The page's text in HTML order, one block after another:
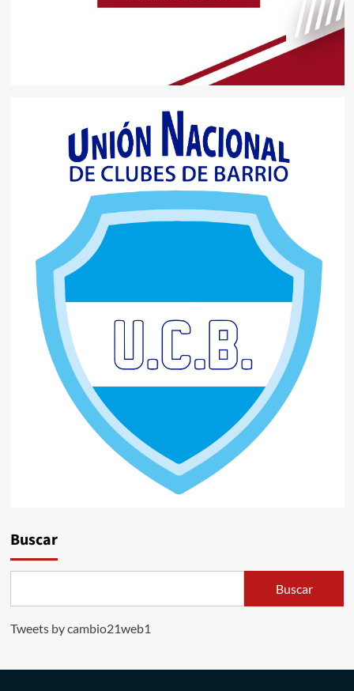
Buscar
Buscar
Tweets by cambio21web1